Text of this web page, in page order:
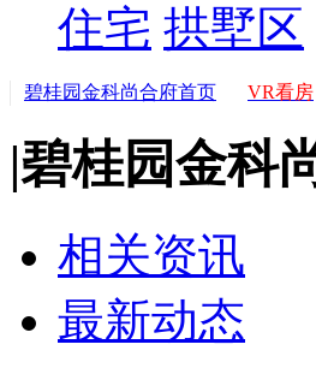
住宅 拱墅区
碧桂园金科尚合府首页 VR看房
|碧桂园金科
相关资讯
最新动态